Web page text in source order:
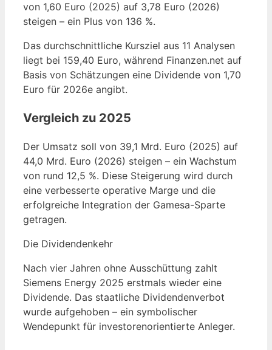
von 1,60 Euro (2025) auf 3,78 Euro (2026)
steigen – ein Plus von 136 %.
Das durchschnittliche Kursziel aus 11 Analysen
liegt bei 159,40 Euro, während Finanzen.net auf
Basis von Schätzungen eine Dividende von 1,70
Euro für 2026e angibt.
Vergleich zu 2025
Der Umsatz soll von 39,1 Mrd. Euro (2025) auf
44,0 Mrd. Euro (2026) steigen – ein Wachstum
von rund 12,5 %. Diese Steigerung wird durch
eine verbesserte operative Marge und die
erfolgreiche Integration der Gamesa-Sparte
getragen.
Die Dividendenkehr
Nach vier Jahren ohne Ausschüttung zahlt
Siemens Energy 2025 erstmals wieder eine
Dividende. Das staatliche Dividendenverbot
wurde aufgehoben – ein symbolischer
Wendepunkt für investorenorientierte Anleger.